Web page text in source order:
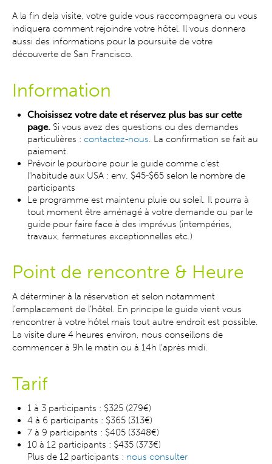
A la fin dela visite, votre guide vous raccompagnera ou vous
indiquera comment rejoindre votre hôtel. Il vous donnera
aussi des informations pour la poursuite de votre
découverte de San Francisco.
Information
Choisissez votre date et réservez plus bas sur cette
page. Si vous avez des questions ou des demandes
particulières : contactez-nous. La confirmation se fait au
paiement.
Prévoir le pourboire pour le guide comme c'est
l'habitude aux USA : env. $45-$65 selon le nombre de
participants
Le programme est maintenu pluie ou soleil. Il pourra à
tout moment être aménagé à votre demande ou par le
guide pour faire face à des imprévus (intempéries,
travaux, fermetures exceptionnelles etc.)
Point de rencontre & Heure
A déterminer à la réservation et selon notamment
l’emplacement de l’hôtel. En principe le guide vient vous
rencontrer à votre hôtel mais tout autre endroit est possible.
La visite dure 4 heures environ, nous conseillons de
commencer à 9h le matin ou à 14h l'après midi.
Tarif
1 à 3 participants : $325 (279€)
4 à 6 participants : $365 (313€)
7 à 9 participants : $405 (3348€)
10 à 12 participants : $435 (373€)
Plus de 12 participants : nous consulter